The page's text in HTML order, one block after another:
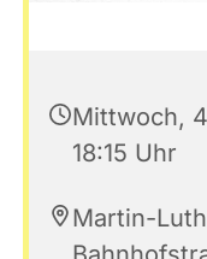
Mittwoch,
18:15 Uhr
Martin-